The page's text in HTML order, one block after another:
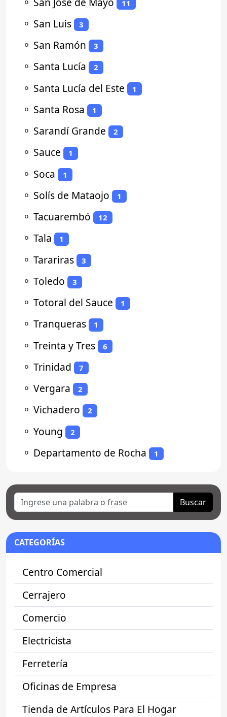
11
⚬ San Luis 3
⚬ San Ramón 3
⚬ Santa Lucía 2
⚬ Santa Lucía del Este 1
⚬ Santa Rosa 1
⚬ Sarandí Grande 2
⚬ Sauce 1
⚬ Soca 1
⚬ Solís de Mataojo 1
⚬ Tacuarembó 12
⚬ Tala 1
⚬ Tarariras 3
⚬ Toledo 3
⚬ Totoral del Sauce 1
⚬ Tranqueras 1
⚬ Treinta y Tres 6
⚬ Trinidad 7
⚬ Vergara 2
⚬ Vichadero 2
⚬ Young 2
⚬ Departamento de Rocha 1
Buscar
CATEGORÍAS
Centro Comercial
Cerrajero
Comercio
Electricista
Ferretería
Oficinas de Empresa
Tienda de Artículos Para El Hogar